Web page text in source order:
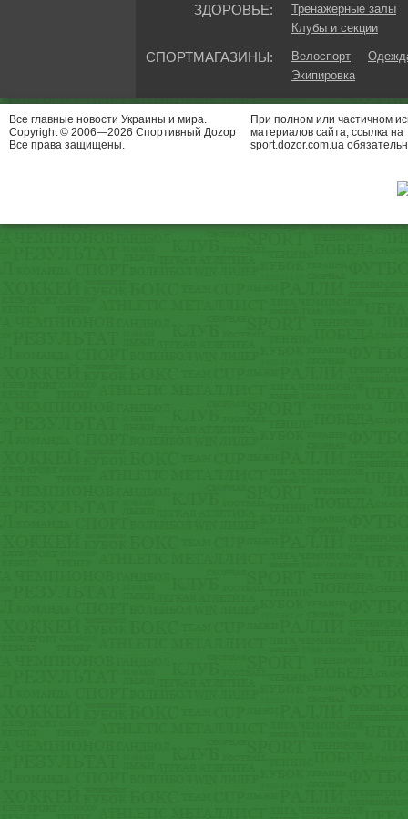
ЗДОРОВЬЕ:
Тренажерные залы
Клубы и секции
СПОРТМАГАЗИНЫ: Велоспорт
Экипировка
Все главные новости Украины и мира.
Copyright © 2006—2026 Спортивный Доzор
Все права защищены.
При полном или частичном
материалов сайта, ссылка на
sport.dozor.com.ua